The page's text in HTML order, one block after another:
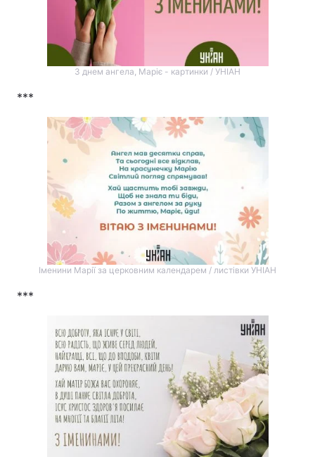
З днем ангела, Маріє - картинки / УНІАН
***
Іменини Марії за церковним календарем / листівки УНІАН
***